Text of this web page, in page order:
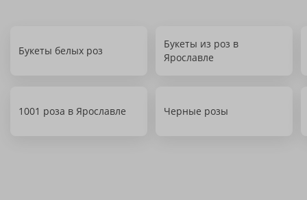
Букеты белых роз
Букеты из роз в
Ярославле
1001 роза в Ярославле Черные розы